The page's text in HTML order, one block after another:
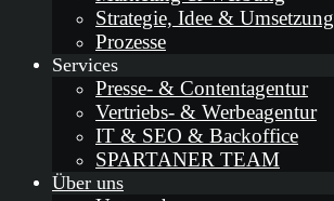
Strategie, Idee & Umsetzung
Prozesse
Services
Presse- & Contentagentur
Vertriebs- & Werbeagentur
IT & SEO & Backoffice
SPARTANER TEAM
Über uns